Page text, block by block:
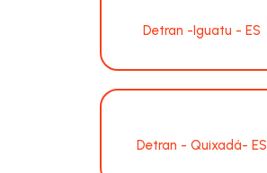
Detran -Iguatu - ES
Detran - Quixadá- ES